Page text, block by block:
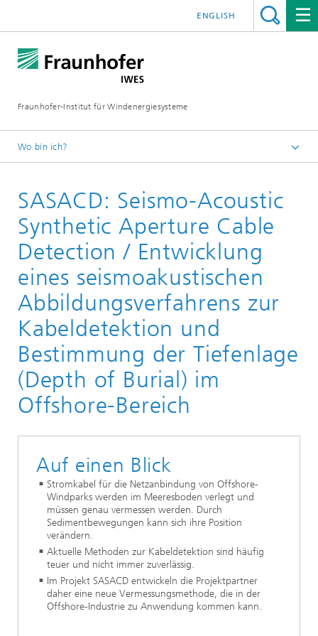
Fraunhofer-Institut für Windenergiesysteme
ENGLISH
Wo bin ich?
Forschungsprojekte
SASACD: Seismo-Acoustic
Synthetic Aperture Cable
Detection / Entwicklung
eines seismoakustischen
Abbildungsverfahrens zur
Kabeldetektion und
Bestimmung der Tiefenlage
(Depth of Burial) im
Offshore-Bereich
Auf einen Blick
Stromkabel für die Netzanbindung von Offshore-
Windparks werden im Meeresboden verlegt und
müssen genau vermessen werden. Durch
Sedimentbewegungen kann sich ihre Position
verändern.
Aktuelle Methoden zur Kabeldetektion sind häufig
teuer und nicht immer zuverlässig.
Im Projekt SASACD entwickeln die Projektpartner
daher eine neue Vermessungsmethode, die in der
Offshore-Industrie zu Anwendung kommen kann.